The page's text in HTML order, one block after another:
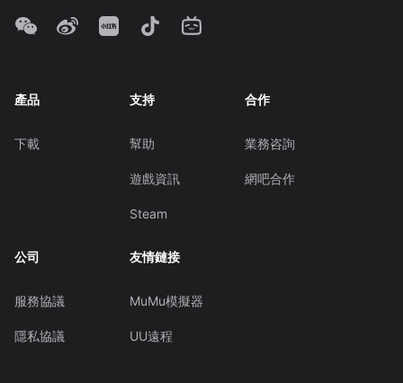
產品
下載
支持
幫助
遊戲資訊
Steam
合作
業務咨詢
網吧合作
公司
服務協議
隱私協議
友情鏈接
MuMu模擬器
UU遠程